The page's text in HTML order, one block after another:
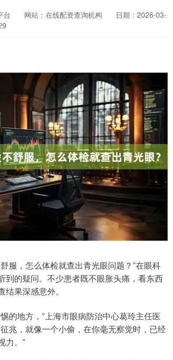
台 网站：在线配资查询机构
日期：2026-03-
服，怎么体检就查出青光眼问题？”在眼科
到的疑问。不少患者既不眼胀头痛，看东西
果深感意外。
的地方，”上海市眼病防治中心葛玲主任医
兆，就像一个小偷，在你毫无察觉时，已经
力。”